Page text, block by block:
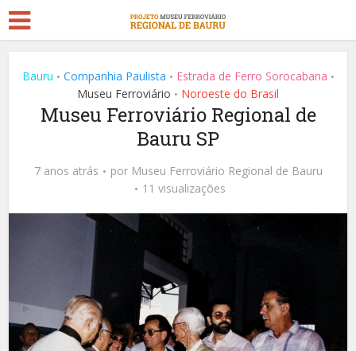
Bauru • Companhia Paulista • Estrada de Ferro Sorocabana •
Museu Ferroviário • Noroeste do Brasil
Museu Ferroviário Regional de
Bauru SP
7 anos atrás por Museu Ferroviário Regional de Bauru
11 visualizações